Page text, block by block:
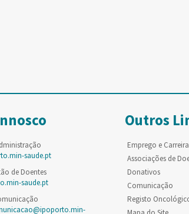
saude.pt
de Doentes
saude.pt
Outros
Emprego e Carreira
Associações de
Donativos
Comunicação
Registo